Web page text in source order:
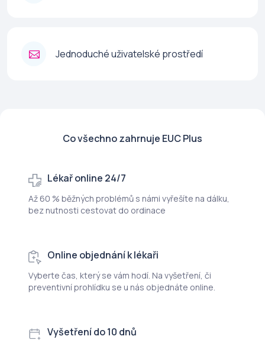
Jednoduché uživatelské prostředí
Co všechno zahrnuje EUC Plus
Lékař online 24/7
Až 60 % běžných problémů s námi vyřešíte na dálku,
bez nutnosti cestovat do ordinace
Online objednání k lékaři
Vyberte čas, který se vám hodí. Na vyšetření, či
preventivní prohlídku se u nás objednáte online.
Vyšetření do 10 dnů